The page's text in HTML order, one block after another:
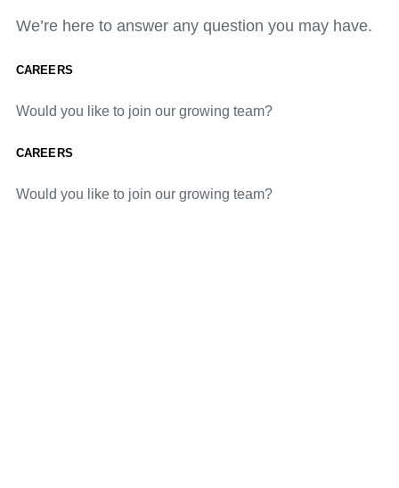
We’re here to answer any question you may have.
CAREERS
Would you like to join our growing team?
CAREERS
Would you like to join our growing team?